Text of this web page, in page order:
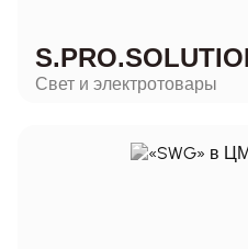
Свет и электротовары